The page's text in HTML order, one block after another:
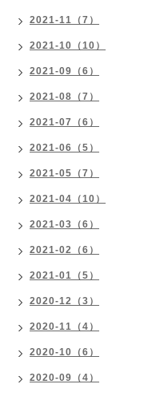
2021-11（7）
2021-10（10）
2021-09（6）
2021-08（7）
2021-07（6）
2021-06（5）
2021-05（7）
2021-04（10）
2021-03（6）
2021-02（6）
2021-01（5）
2020-12（3）
2020-11（4）
2020-10（6）
2020-09（4）